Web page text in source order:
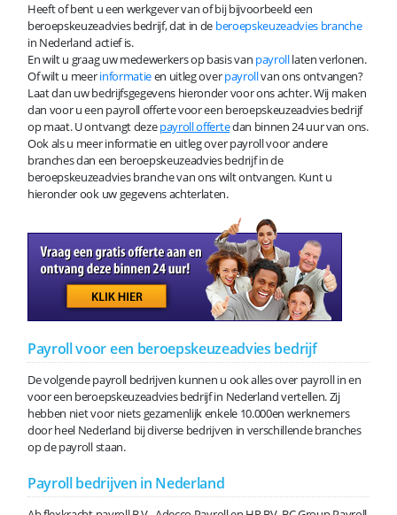
Heeft of bent u een werkgever van of bij bijvoorbeeld een
beroepskeuzeadvies bedrijf, dat in de beroepskeuzeadvies branche
in Nederland actief is.
En wilt u graag uw medewerkers op basis van payrolllaten verlonen.
Of wilt u meerinformatieen uitleg overpayrollvan ons ontvangen?
Laat dan uw bedrijfsgegevens hieronder voor ons achter. Wij maken
dan voor u een payroll offerte voor een beroepskeuzeadvies bedrijf
op maat. U ontvangt dezepayroll offertedan binnen 24 uur van ons.
Ook als u meer informatie en uitleg over payroll voor andere
branches dan een beroepskeuzeadvies bedrijf in de
beroepskeuzeadvies branche van ons wilt ontvangen. Kunt u
hieronder ook uw gegevens achterlaten.
Payroll voor een beroepskeuzeadvies bedrijf
De volgende payroll bedrijven kunnen u ook alles over payroll in en
voor een beroepskeuzeadvies bedrijf in Nederland vertellen. Zij
hebben niet voor niets gezamenlijk enkele 10.000en werknemers
door heel Nederland bij diverse bedrijven in verschillende branches
op de payroll staan.
Payroll bedrijven in Nederland